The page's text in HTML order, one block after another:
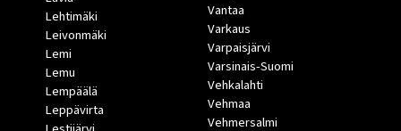
Lehtimäki
Leivonmäki
Lemi
Lemu
Lempäälä
Leppävirta
Vantaa
Varkaus
Varpaisjärvi
Varsinais-Suomi
Vehkalahti
Vehmaa
Vehmersalmi